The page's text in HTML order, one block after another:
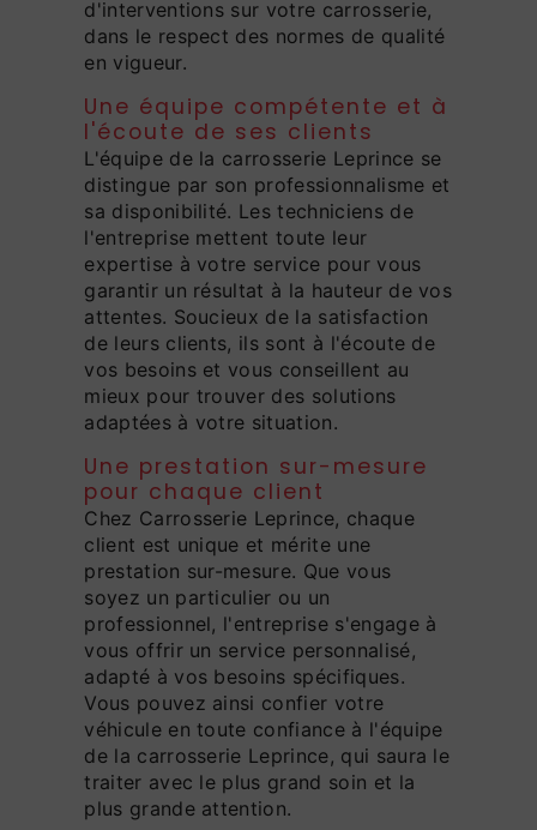
d'interventions sur votre carrosserie,
dans le respect des normes de qualité
en vigueur.
Une équipe compétente et à
l'écoute de ses clients
L'équipe de la carrosserie Leprince se
distingue par son professionnalisme et
sa disponibilité. Les techniciens de
l'entreprise mettent toute leur
expertise à votre service pour vous
garantir un résultat à la hauteur de vos
attentes. Soucieux de la satisfaction
de leurs clients, ils sont à l'écoute de
vos besoins et vous conseillent au
mieux pour trouver des solutions
adaptées à votre situation.
Une prestation sur-mesure
pour chaque client
Chez Carrosserie Leprince, chaque
client est unique et mérite une
prestation sur-mesure. Que vous
soyez un particulier ou un
professionnel, l'entreprise s'engage à
vous offrir un service personnalisé,
adapté à vos besoins spécifiques.
Vous pouvez ainsi confier votre
véhicule en toute confiance à l'équipe
de la carrosserie Leprince, qui saura le
traiter avec le plus grand soin et la
plus grande attention.